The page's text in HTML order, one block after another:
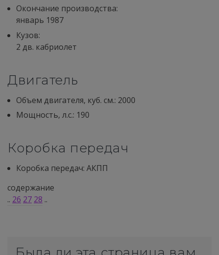
Окончание производства:
январь 1987
Кузов:
2 дв. кабриолет
Двигатель
Объем двигателя, куб. см.: 2000
Мощность, л.с.: 190
Коробка передач
Коробка передач: АКПП
содержание
.. 26 27 28 ..